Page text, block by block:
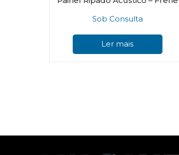
Sob Consulta
Ler mais